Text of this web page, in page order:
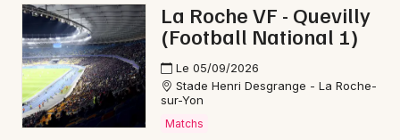
Mon email
Je m'abonne
La Roche VF - Quevilly
(Football National 1)
Le 05/09/2026
Stade Henri Desgrange - La Roche-
sur-Yon
Matchs